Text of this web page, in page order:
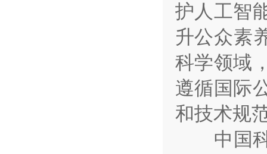
护人工智
升公众素
科学领域
遵循国际
和技术规
中国科